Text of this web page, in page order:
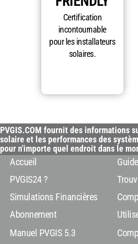
Certification
incontournable
pour les installateurs
solaires.
PVGIS.COM fournit des informations
solaire et les performances des
pour n'importe quel endroit dans le
Accueil
PVGIS24 ?
Simulations Financières
Abonnement
Manuel PVGIS 5.3